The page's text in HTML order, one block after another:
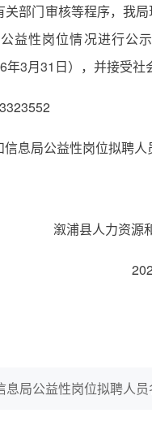
部门审核等程序，我
益性岗位情况进行公示
3月31日），并接受社
息局公益性岗位拟聘人
溆浦县人力资源
2026